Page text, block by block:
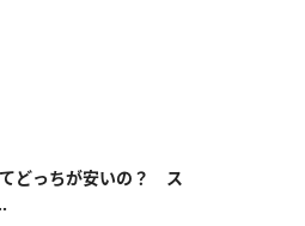
どっちが安いの？ ス